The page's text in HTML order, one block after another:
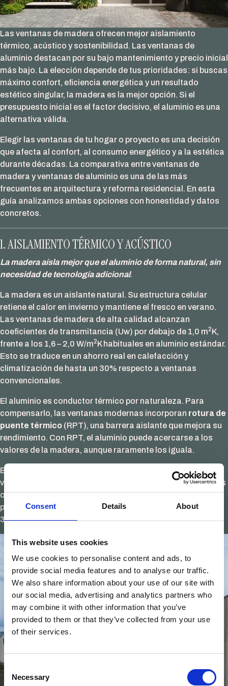
Consent Details About
This website uses cookies
We use cookies to personalise content and ads, to
provide social media features and to analyse our traffic.
We also share information about your use of our site with
our social media, advertising and analytics partners who
may combine it with other information that you’ve
provided to them or that they’ve collected from your use
of their services.
Consent
Selection
Necessary
Las ventanas de madera ofrecen mejor aislamiento
térmico, acústico y sostenibilidad. Las ventanas de
aluminio destacan por su bajo mantenimiento y precio inicial
más bajo. La elección depende de tus prioridades: si buscas
máximo confort, eficiencia energética y un resultado
estético singular, la madera es la mejor opción. Si el
presupuesto inicial es el factor decisivo, el aluminio es una
alternativa válida.
Elegir las ventanas de tu hogar o proyecto es una decisión
que afecta al confort, al consumo energético y a la estética
durante décadas. La comparativa entre ventanas de
madera y ventanas de aluminio es una de las más
frecuentes en arquitectura y reforma residencial. En esta
guía analizamos ambas opciones con honestidad y datos
concretos.
1. AISLAMIENTO TÉRMICO Y ACÚSTICO
La madera aísla mejor que el aluminio de forma natural, sin
necesidad de tecnología adicional.
La madera es un aislante natural. Su estructura celular
retiene el calor en invierno y mantiene el fresco en verano.
Las ventanas de madera de alta calidad alcanzan
coeficientes de transmitancia (Uw) por debajo de 1,0 m2K,
frente a los 1,6 – 2,0 W/m2K habituales en aluminio estándar.
Esto se traduce en un ahorro real en calefacción y
climatización de hasta un 30% respecto a ventanas
convencionales.
El aluminio es conductor térmico por naturaleza. Para
compensarlo, las ventanas modernas incorporan rotura de
puente térmico (RPT), una barrera aislante que mejora su
rendimiento. Con RPT, el aluminio puede acercarse a los
valores de la madera, aunque raramente los iguala.
En aislamiento acústico, la madera también parte con
ventaja gracias a su densidad natural. En entornos urbanos
o con ruido intenso, una ventana de madera bien fabricada
puede reducir el ruido exterior entre 40 y 45 dB, frente a los
35-38 dB típicos del aluminio con RPT.